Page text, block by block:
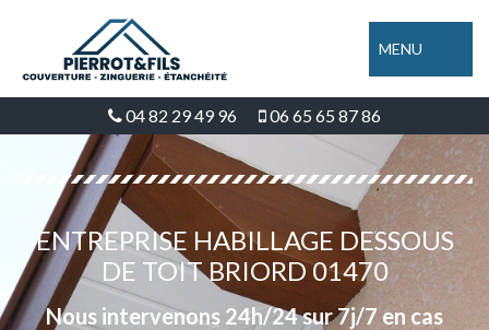
MENU
04 82 29 49 96 06 65 65 87 86
ENTREPRISE HABILLAGE DESSOUS
DE TOIT BRIORD 01470
Nous intervenons 24h/24 sur 7j/7 en cas